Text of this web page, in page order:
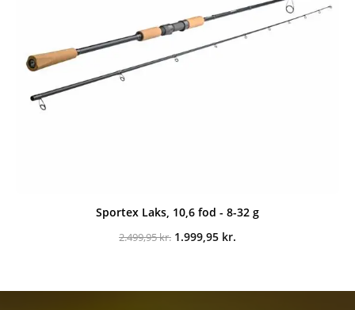
Sportex Laks, 10,6 fod - 8-32 g
2.499,95kr. Den
1.999,95 kr.